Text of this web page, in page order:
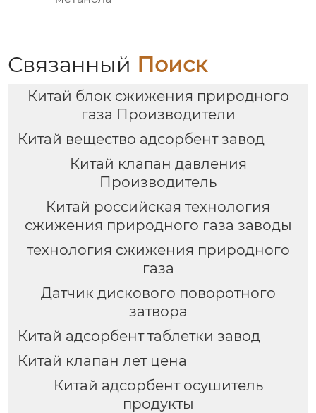
Связанный Поиск
Китай блок сжижения природного
газа Производители
Китай вещество адсорбент завод
Китай клапан давления
Производитель
Китай российская технология
сжижения природного газа заводы
технология сжижения природного
газа
Датчик дискового поворотного
затвора
Китай адсорбент таблетки завод
Китай клапан лет цена
Китай адсорбент осушитель
продукты